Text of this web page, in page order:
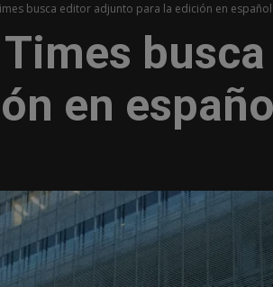
busca editor adjunto para la edición en español
Times
en español